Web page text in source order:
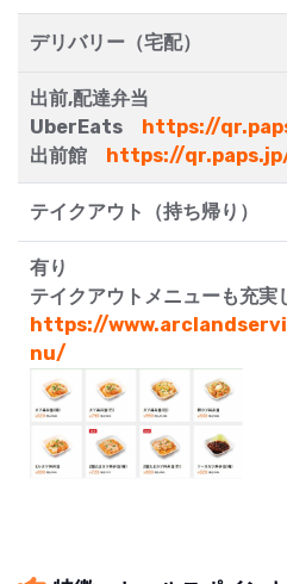
デリバリー（宅配）
出前,配達弁当
UberEats
https://
出前館
https://
テイクアウト（持ち帰り）
有り
テイクアウトメニューも充実
https://
nu/